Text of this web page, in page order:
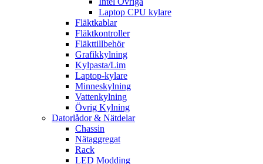
Laptop CPU kylare
Fläktkablar
Fläktkontroller
Fläkttillbehör
Grafikkylning
Kylpasta/Lim
Laptop-kylare
Minneskylning
Vattenkylning
Övrig Kylning
Datorlådor & Nätdelar
Chassin
Nätaggregat
Rack
LED Modding